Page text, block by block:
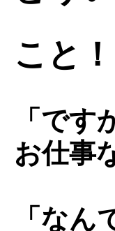
こと！
「です
お仕事
「なん